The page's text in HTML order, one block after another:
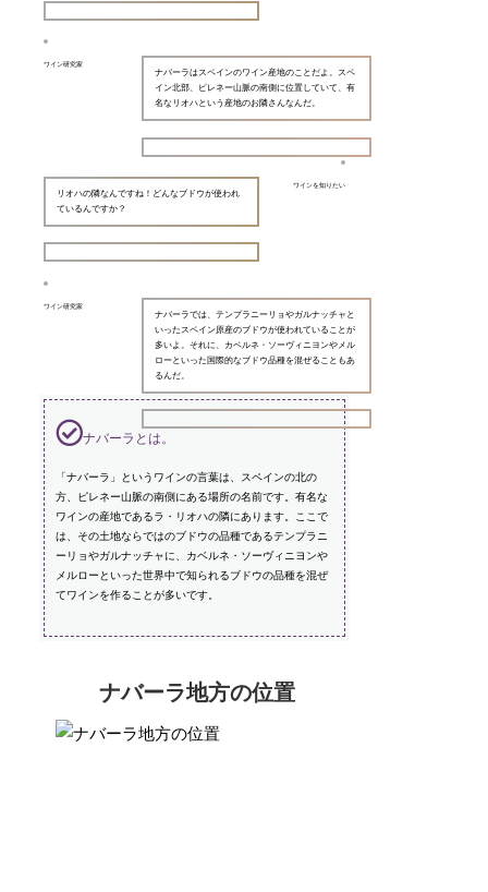
ワイン研究家
ナバーラはスペインのワイン産地のことだよ。スペ
イン北部、ピレネー山脈の南側に位置していて、有
名なリオハという産地のお隣さんなんだ。
ワインを知りたい
リオハの隣なんですね！どんなブドウが使われ
ているんですか？
ワイン研究家
ナバーラでは、テンプラニーリョやガルナッチャと
いったスペイン原産のブドウが使われていることが
多いよ。それに、カベルネ・ソーヴィニヨンやメル
ローといった国際的なブドウ品種を混ぜることもあ
るんだ。
ナバーラとは。
「ナバーラ」というワインの言葉は、スペインの北の
方、ピレネー山脈の南側にある場所の名前です。有名な
ワインの産地であるラ・リオハの隣にあります。ここで
は、その土地ならではのブドウの品種であるテンプラニ
ーリョやガルナッチャに、カベルネ・ソーヴィニヨンや
メルローといった世界中で知られるブドウの品種を混ぜ
てワインを作ることが多いです。
ナバーラ地方の位置